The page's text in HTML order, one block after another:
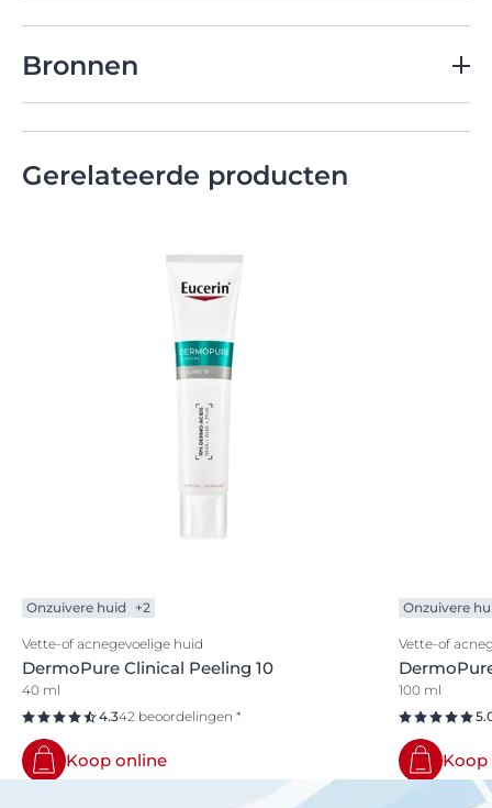
Bronnen
2. Zeichner et al., J Clin Aesthet Dermatolog., 2017; 10
Physiol 2014; 27: 3-8
Gerelateerde producten
Onzuivere huid +2
Vette-of acnegevoelige huid
DermoPure Clinical Peeling 10
40 ml
4.342 beoordelingen *
Koop online
Onzuivere
Vette-of
100 ml